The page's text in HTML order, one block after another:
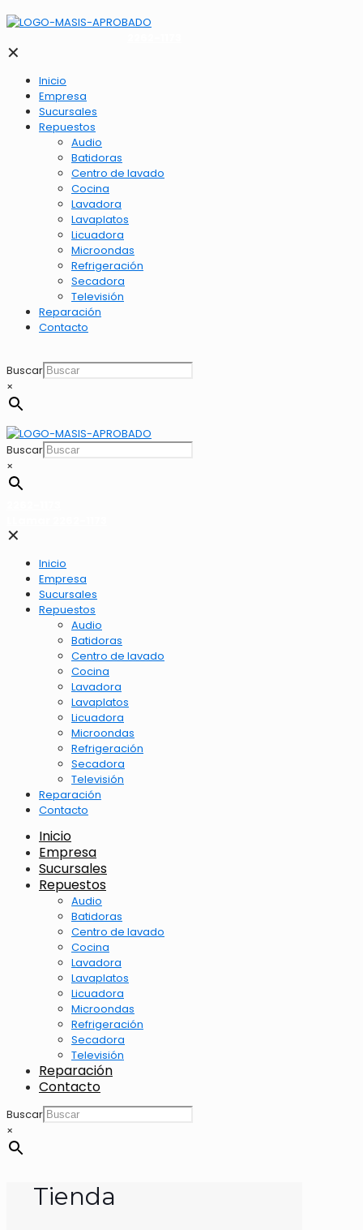
✕
Inicio
Empresa
Sucursales
Repuestos
Audio
Batidoras
Centro de lavado
Cocina
Lavadora
Lavaplatos
Licuadora
Microondas
Refrigeración
Secadora
Televisión
Reparación
Contacto
Buscar
×
Buscar
×
✕
Inicio
Empresa
Sucursales
Repuestos
Audio
Batidoras
Centro de lavado
Cocina
Lavadora
Lavaplatos
Licuadora
Microondas
Refrigeración
Secadora
Televisión
Reparación
Contacto
Inicio
Empresa
Sucursales
Repuestos
Audio
Batidoras
Centro de lavado
Cocina
Lavadora
Lavaplatos
Licuadora
Microondas
Refrigeración
Secadora
Televisión
Reparación
Contacto
Buscar
×
Tienda